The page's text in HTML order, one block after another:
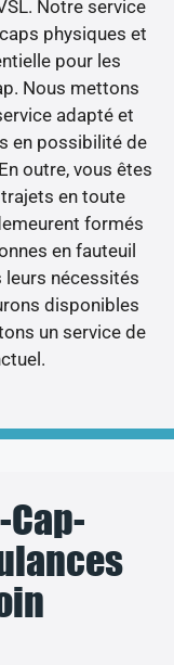
Notre service
physiques et
pour les
Nous mettons
adapté et
en possibilité de
outre, vous êtes
en toute
formés
en fauteuil
leurs nécessités
disponibles
un service de